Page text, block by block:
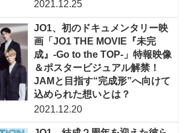
2021.12.25
JO1、初のドキュメンタリー映
画「JO1 THE MOVIE『未完
成』-Go to the TOP-」特報映像
＆ポスタービジュアル解禁！
JAMと目指す“完成形”へ向けて
込められた想いとは？
2021.12.20